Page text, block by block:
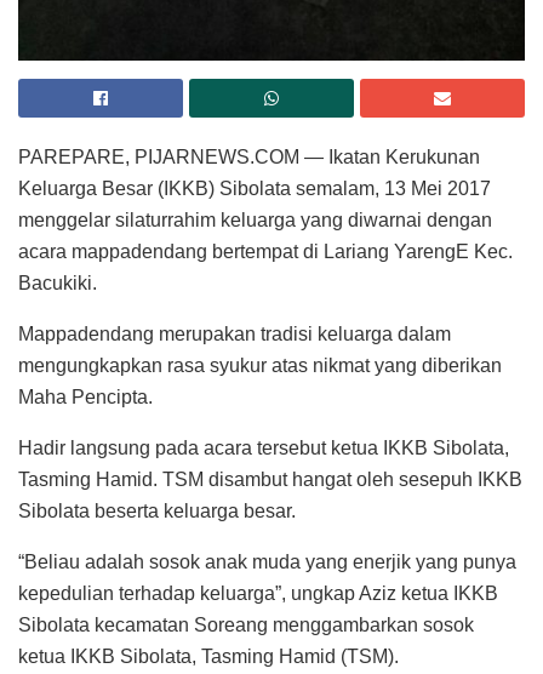
PAREPARE, PIJARNEWS.COM — Ikatan Kerukunan
Keluarga Besar (IKKB) Sibolata semalam, 13 Mei 2017
menggelar silaturrahim keluarga yang diwarnai dengan
acara mappadendang bertempat di Lariang YarengE Kec.
Bacukiki.
Mappadendang merupakan tradisi keluarga dalam
mengungkapkan rasa syukur atas nikmat yang diberikan
Maha Pencipta.
Hadir langsung pada acara tersebut ketua IKKB Sibolata,
Tasming Hamid. TSM disambut hangat oleh sesepuh IKKB
Sibolata beserta keluarga besar.
“Beliau adalah sosok anak muda yang enerjik yang punya
kepedulian terhadap keluarga”, ungkap Aziz ketua IKKB
Sibolata kecamatan Soreang menggambarkan sosok
ketua IKKB Sibolata, Tasming Hamid (TSM).